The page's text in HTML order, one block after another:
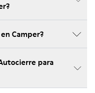
Camper?
para